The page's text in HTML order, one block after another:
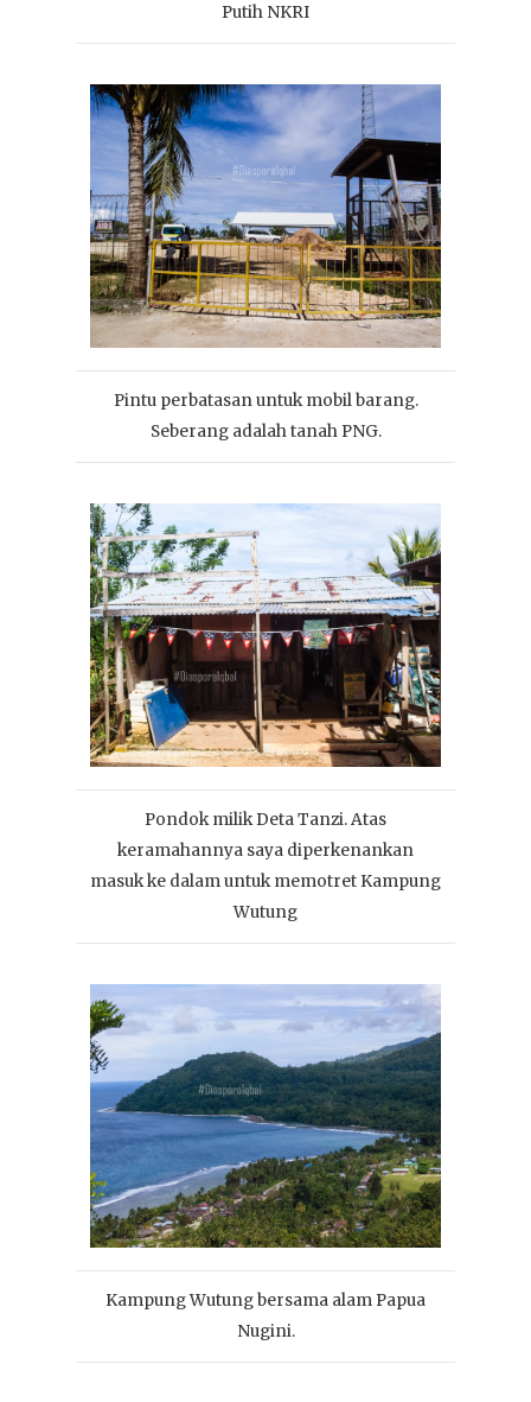
Putih NKRI
Pintu perbatasan untuk mobil barang.
Seberang adalah tanah PNG.
Pondok milik Deta Tanzi. Atas
keramahannya saya diperkenankan
masuk ke dalam untuk memotret Kampung
Wutung
Kampung Wutung bersama alam Papua
Nugini.